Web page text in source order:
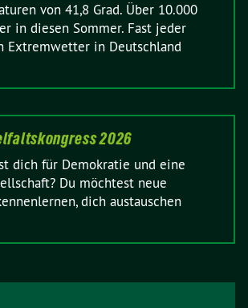
von 41,8 Grad. Über 10.000
in diesen Sommer. Fast jeder
Extremwetter in Deutschland
2026
dich für Demokratie und eine
Du möchtest neue
dich austauschen